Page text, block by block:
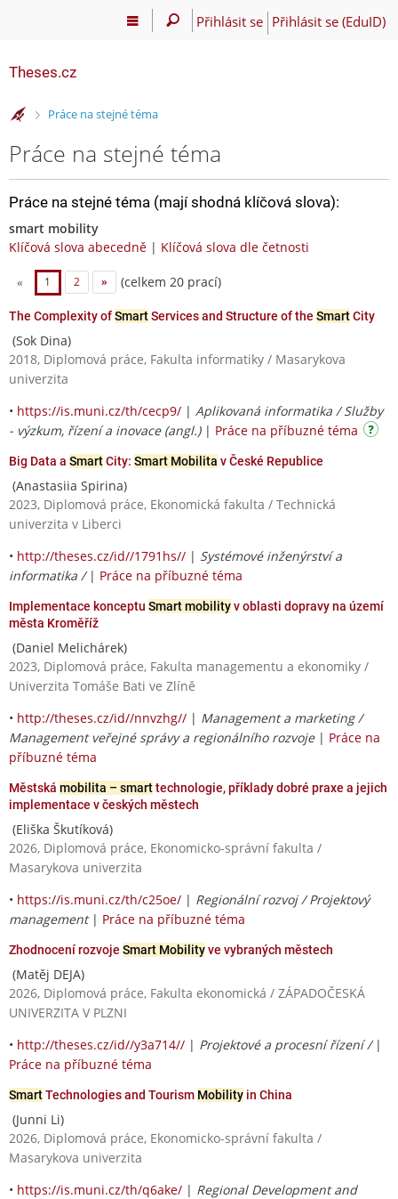
Přihlásit se Přihlásit se (EduID)
Theses.cz
>Práce na stejné téma
Práce na stejné téma
Práce na stejné téma (mají shodná klíčová slova):
smart mobility
Klíčová slova abecedně | Klíčová slova dle četnosti
« 1 2 » (celkem 20 prací)
The Complexity ofSmartServices and Structure of the SmartCity
(Sok Dina)
2018, Diplomová práce, Fakulta informatiky / Masarykova
univerzita
• https://is.muni.cz/th/cecp9/ | Aplikovaná informatika / Služby
- výzkum, řízení a inovace (angl.)| Práce na příbuzné téma
Big Data a SmartCity: Smart Mobilita v České Republice
(Anastasiia Spirina)
2023, Diplomová práce, Ekonomická fakulta / Technická
univerzita v Liberci
• http://theses.cz/id//1791hs// | Systémové inženýrství a
informatika / | Práce na příbuzné téma
Implementace konceptu Smart mobilityv oblasti dopravy na území
města Kroměříž
(Daniel Melichárek)
2023, Diplomová práce, Fakulta managementu a ekonomiky /
Univerzita Tomáše Bati ve Zlíně
• http://theses.cz/id//nnvzhg// | Management a marketing /
Management veřejné správy a regionálního rozvoje| Práce na
příbuzné téma
Městská mobilita – smarttechnologie, příklady dobré praxe a jejich
implementace v českých městech
(Eliška Škutíková)
2026, Diplomová práce, Ekonomicko-správní fakulta /
Masarykova univerzita
• https://is.muni.cz/th/c25oe/ | Regionální rozvoj / Projektový
management| Práce na příbuzné téma
Zhodnocení rozvoje Smart Mobilityve vybraných městech
(Matěj DEJA)
2026, Diplomová práce, Fakulta ekonomická / ZÁPADOČESKÁ
UNIVERZITA V PLZNI
• http://theses.cz/id//y3a714// | Projektové a procesní řízení / |
Práce na příbuzné téma
SmartTechnologies and Tourism Mobility in China
(Junni Li)
2026, Diplomová práce, Ekonomicko-správní fakulta /
Masarykova univerzita
• https://is.muni.cz/th/q6ake/ | Regional Development and